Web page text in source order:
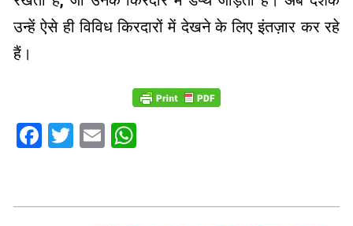
उन्हें ऐसे ही विविध किरदारों में देखने के लिए इंतज़ार कर रहे
हैं।
Facebook
Twitter
Email